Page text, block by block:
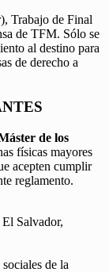
Trabajo de Final
de TFM. Sólo se
al destino para
de derecho a
de los
físicas mayores
acepten cumplir
reglamento.
Salvador,
de la